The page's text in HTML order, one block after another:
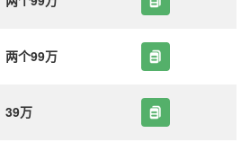
两个99万
39万